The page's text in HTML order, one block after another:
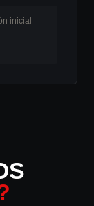
inicial